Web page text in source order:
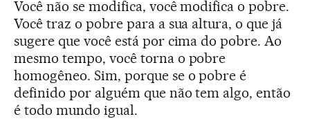
Você não se modifica, você modifica o pobre.
Você traz o pobre para a sua altura, o que já
sugere que você está por cima do pobre. Ao
mesmo tempo, você torna o pobre
homogêneo. Sim, porque se o pobre é
definido por alguém que não tem algo, então
é todo mundo igual.